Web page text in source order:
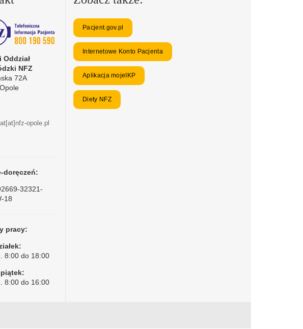
Oddział
NFZ
72A
opole.pl
doręczeń:
32321-
18
pracy:
8:00 do 18:00
8:00 do 16:00
Pacjent.gov.pl
Internetowe Konto Pacjenta
Aplikacja mojeIKP
Diety NFZ